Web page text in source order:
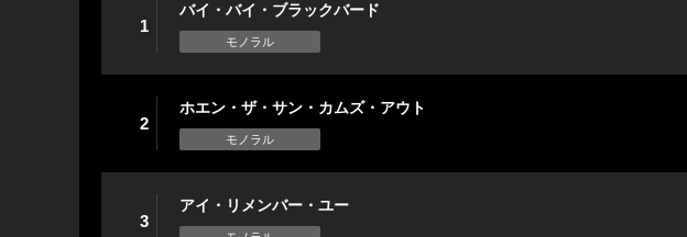
1
バイ・バイ・ブラックバード
モノラル
2
ホエン・ザ・サン・カムズ・アウト
モノラル
3
アイ・リメンバー・ユー